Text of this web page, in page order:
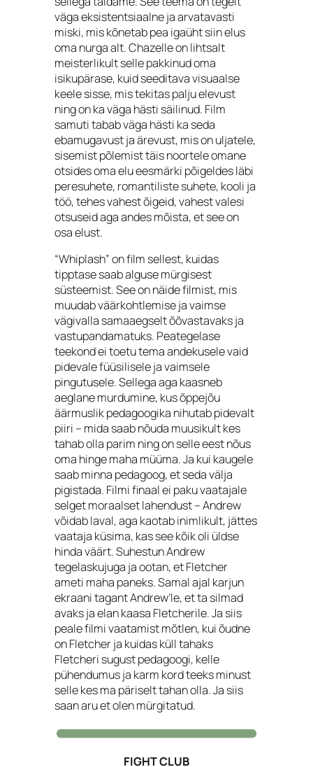
väga eksistentsiaalne ja arvatavasti
miski, mis kõnetab pea igaüht siin elus
oma nurga alt. Chazelle on lihtsalt
meisterlikult selle pakkinud oma
isikupärase, kuid seeditava visuaalse
keele sisse, mis tekitas palju elevust
ning on ka väga hästi säilinud. Film
samuti tabab väga hästi ka seda
ebamugavust ja ärevust, mis on uljatele,
sisemist põlemist täis noortele omane
otsides oma elu eesmärki põigeldes läbi
peresuhete, romantiliste suhete, kooli ja
töö, tehes vahest õigeid, vahest valesi
otsuseid aga andes mõista, et see on
osa elust.
“Whiplash” on film sellest, kuidas
tipptase saab alguse mürgisest
süsteemist. See on näide filmist, mis
muudab väärkohtlemise ja vaimse
vägivalla samaaegselt õõvastavaks ja
vastupandamatuks. Peategelase
teekond ei toetu tema andekusele vaid
pidevale füüsilisele ja vaimsele
pingutusele. Sellega aga kaasneb
aeglane murdumine, kus õppejõu
äärmuslik pedagoogika nihutab pidevalt
piiri – mida saab nõuda muusikult kes
tahab olla parim ning on selle eest nõus
oma hinge maha müüma. Ja kui kaugele
saab minna pedagoog, et seda välja
pigistada. Filmi finaal ei paku vaatajale
selget moraalset lahendust – Andrew
võidab laval, aga kaotab inimlikult, jättes
vaataja küsima, kas see kõik oli üldse
hinda väärt. Suhestun Andrew
tegelaskujuga ja ootan, et Fletcher
ameti maha paneks. Samal ajal karjun
ekraani tagant Andrew’le, et ta silmad
avaks ja elan kaasa Fletcherile. Ja siis
peale filmi vaatamist mõtlen, kui õudne
on Fletcher ja kuidas küll tahaks
Fletcheri sugust pedagoogi, kelle
pühendumus ja karm kord teeks minust
selle kes ma päriselt tahan olla. Ja siis
saan aru et olen mürgitatud.
FIGHT CLUB